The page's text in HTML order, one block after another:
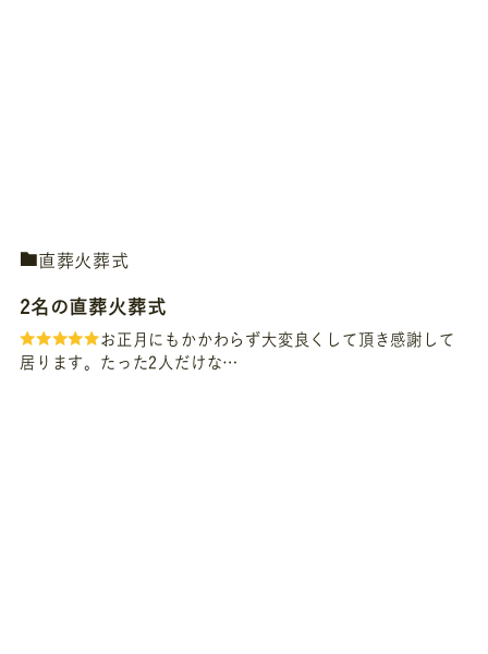
直葬火葬式
2名の直葬火葬式
お正月にもかかわらず大変良くして頂き感謝して
居ります。たった2人だけな…